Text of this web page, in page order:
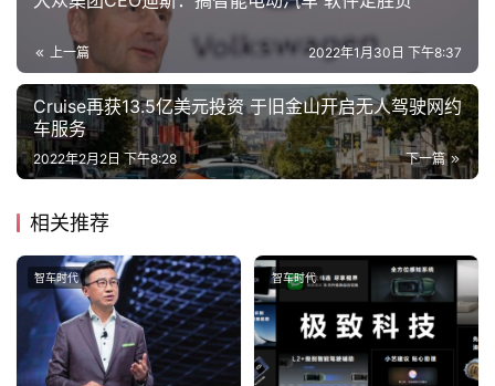
评
测
师
旅
行
家
车
登录 注册
上一篇 2022年1月30日 下午8:37
Cruise再获13.5亿美元投资 于旧金山开启无人驾驶网约
车服务
下一篇
2022年2月2日 下午8:28
相关推荐
智车时代 智车时代